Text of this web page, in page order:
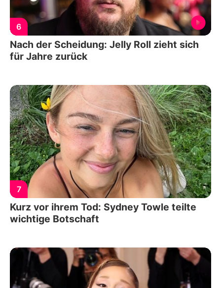
6
Nach der Scheidung: Jelly Roll zieht sich
für Jahre zurück
7
Kurz vor ihrem Tod: Sydney Towle teilte
wichtige Botschaft